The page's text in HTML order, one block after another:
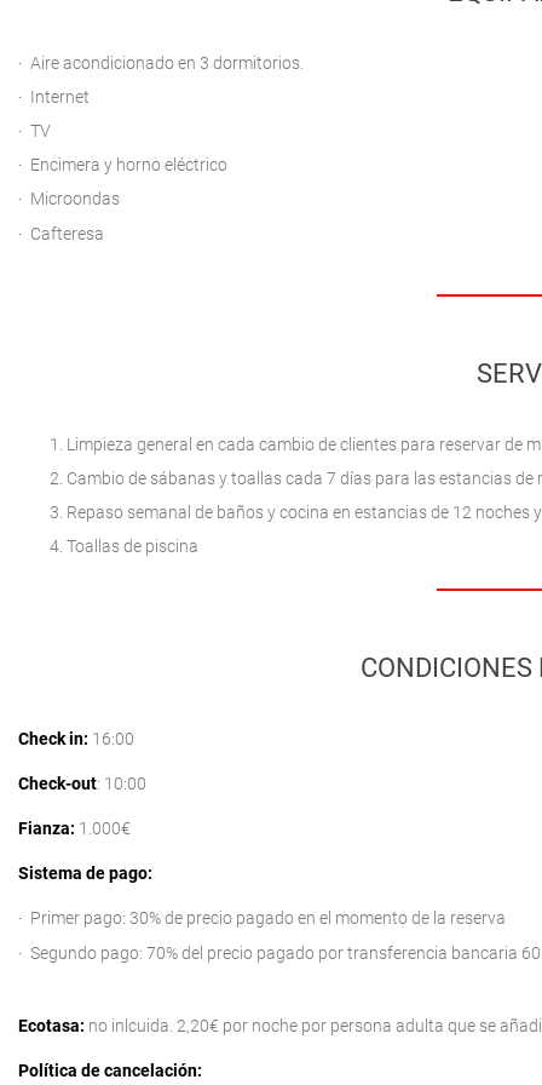
Aire acondicionado en 3 dormitorios.
Internet
TV
Encimera y horno eléctrico
Microondas
Cafteresa
Limpieza general en cada cambio de clientes para reservar de
Cambio de sábanas y toallas cada 7 días para las estancias de
Repaso semanal de baños y cocina en estancias de 12 noches
Toallas de piscina
CONDICIONES
Check in: 16:00
Check-out: 10:00
Fianza: 1.000€
Sistema de pago:
Primer pago: 30% de precio pagado en el momento de la reserva
Segundo pago: 70% del precio pagado por transferencia bancaria
Ecotasa: no inlcuida. 2,20€ por noche por persona adulta que se
Política de cancelación: